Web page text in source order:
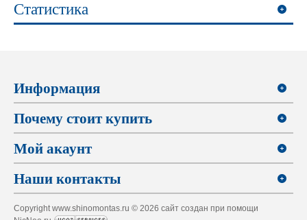
Статистика
Информация
Почему стоит купить
Мой акаунт
Наши контакты
Copyright www.shinomontas.ru © 2026 сайт создан при помощи